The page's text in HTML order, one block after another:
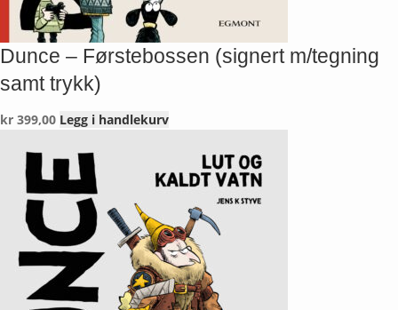
Dunce – Førstebossen (signert m/tegning
samt trykk)
kr 399,00 Legg i handlekurv